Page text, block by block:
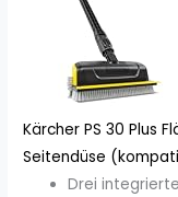
Kärcher PS 30 Plus
Seitendüse
Drei